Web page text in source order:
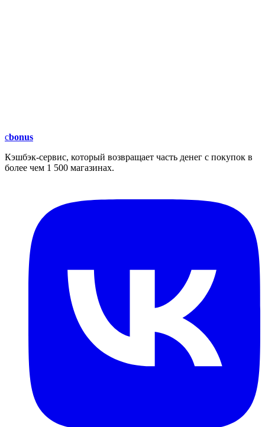
cbonus
Кэшбэк-сервис, который возвращает часть денег с покупок в
более чем 1 500 магазинах.